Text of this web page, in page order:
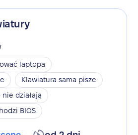
laptopa
Klawiatura sama pisze
działają
BIOS